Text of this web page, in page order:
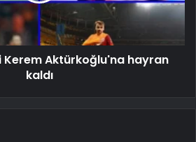
Aktürkoğlu'na hayran
kaldı